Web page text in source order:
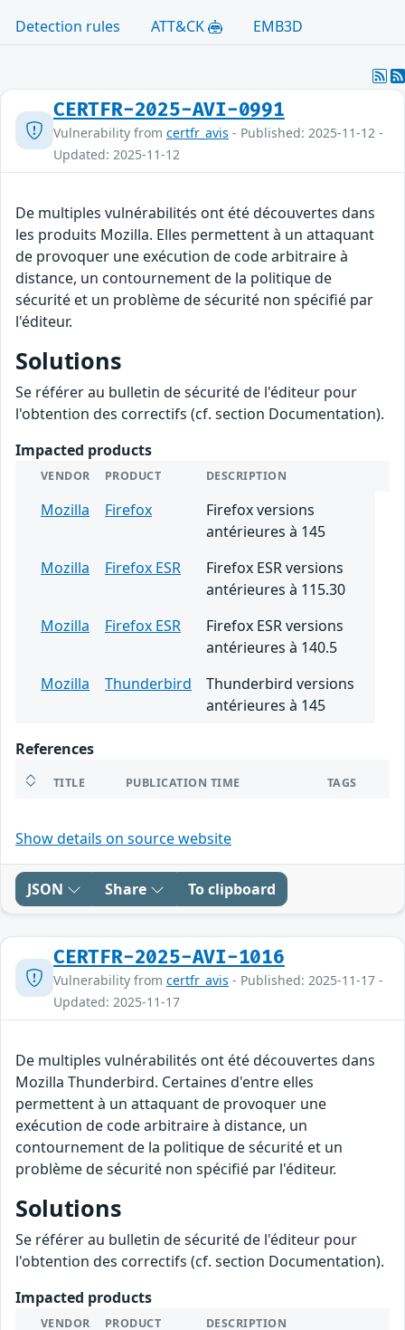
Detection rules
ATT&CK EMB3D
CERTFR-2025-AVI-0991
Vulnerability from certfr_avis - Published: 2025-11-12 -
Updated: 2025-11-12
De multiples vulnérabilités ont été découvertes dans
les produits Mozilla. Elles permettent à un attaquant
de provoquer une exécution de code arbitraire à
distance, un contournement de la politique de
sécurité et un problème de sécurité non spécifié par
l'éditeur.
Solutions
Se référer au bulletin de sécurité de l'éditeur pour
l'obtention des correctifs (cf. section Documentation).
Impacted products
VENDOR PRODUCT DESCRIPTION
Mozilla Firefox
Firefox versions
antérieures à 145
Mozilla
Firefox ESR
Firefox ESR versions
antérieures à 115.30
Mozilla
Firefox ESR
Firefox ESR versions
antérieures à 140.5
Mozilla
Thunderbird
Thunderbird versions
antérieures à 145
References
TITLE PUBLICATION TIME TAGS
Show details on source website
JSON Share To clipboard
CERTFR-2025-AVI-1016
Vulnerability from certfr_avis - Published: 2025-11-17 -
Updated: 2025-11-17
De multiples vulnérabilités ont été découvertes dans
Mozilla Thunderbird. Certaines d'entre elles
permettent à un attaquant de provoquer une
exécution de code arbitraire à distance, un
contournement de la politique de sécurité et un
problème de sécurité non spécifié par l'éditeur.
Solutions
Se référer au bulletin de sécurité de l'éditeur pour
l'obtention des correctifs (cf. section Documentation).
Impacted products
VENDOR PRODUCT DESCRIPTION